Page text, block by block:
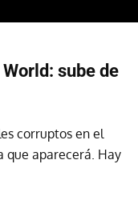
sube de
corruptos en el
que aparecerá. Hay